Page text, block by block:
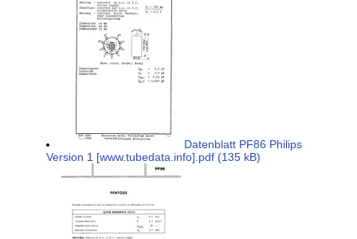
Datenblatt PF86 Philips
Version 1 [www.tubedata.info].pdf (135 kB)